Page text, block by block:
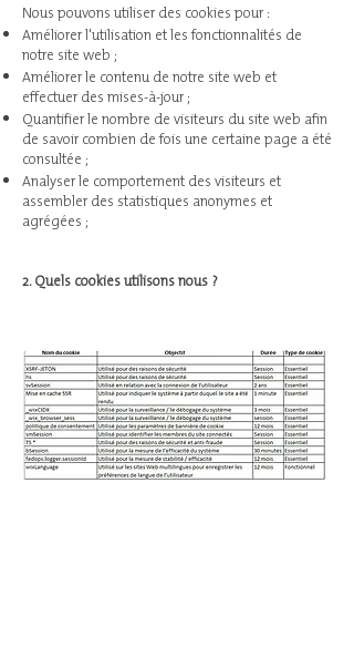
Nous pouvons utiliser des cookies pour :
Améliorer l'utilisation et les fonctionnalités de
notre site web ;
Améliorer le contenu de notre site web et
effectuer des mises-à-jour ;
Quantifier le nombre de visiteurs du site web afin
de savoir combien de fois une certaine page a été
consultée ;
Analyser le comportement des visiteurs et
assembler des statistiques anonymes et
agrégées ;
2. Quels cookies utilisons nous ?